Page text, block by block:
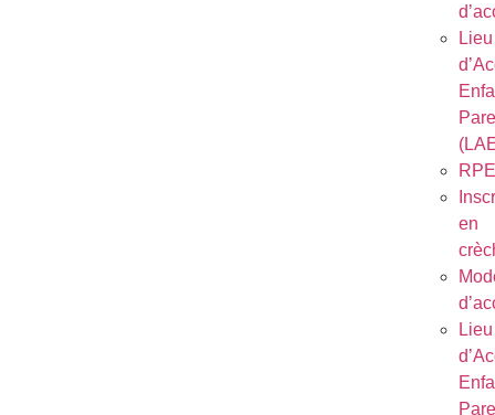
Lieu
RPE
en
Lieu